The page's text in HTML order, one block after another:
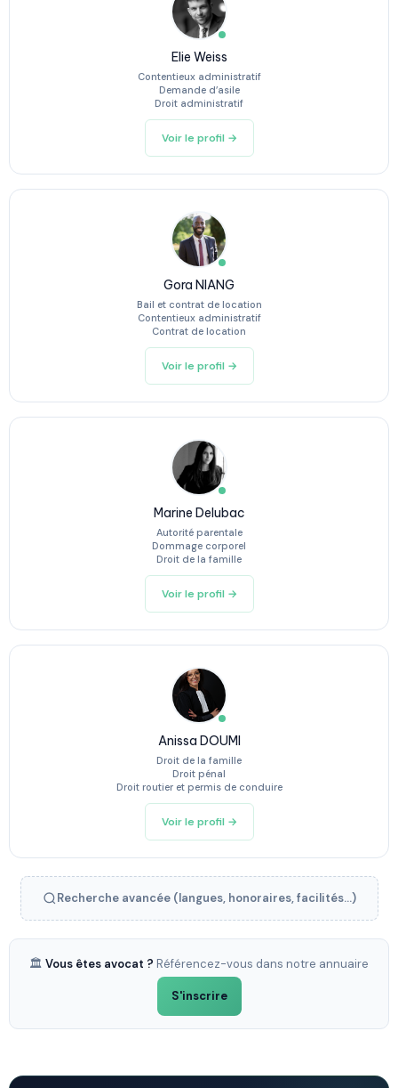
Elie Weiss
Contentieux administratif
Demande d’asile
Droit administratif
Voir le profil →
Gora NIANG
Bail et contrat de location
Contentieux administratif
Contrat de location
Voir le profil →
Marine Delubac
Autorité parentale
Dommage corporel
Droit de la famille
Voir le profil →
Anissa DOUMI
Droit de la famille
Droit pénal
Droit routier et permis de conduire
Voir le profil →
Recherche avancée (langues, honoraires, facilités...)
🏛️ Vous êtes avocat ? Référencez-vous dans notre annuaire
S'inscrire